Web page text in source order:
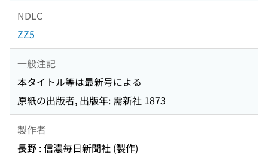
NDLC
ZZ5
一般注記
本タイトル等は最新号による
原紙の出版者, 出版年: 需新社 1873
製作者
長野 : 信濃毎日新聞社 (製作)